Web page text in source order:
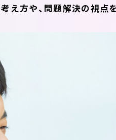
え方や、問題解決の視点